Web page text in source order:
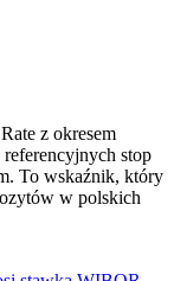
z okresem
stop
To wskaźnik, który
w polskich